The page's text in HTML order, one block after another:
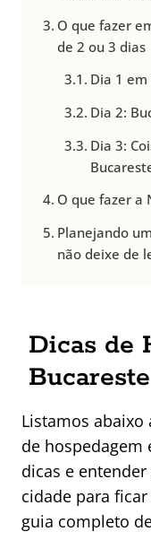
O que fazer
de 2 ou 3 dias
Dia 1
Dia 2:
Dia 3:
O que fazer a
Planejando
não deixe de
Dicas de
Bucareste
Listamos abaixo
de hospedagem
dicas e
cidade para
guia completo